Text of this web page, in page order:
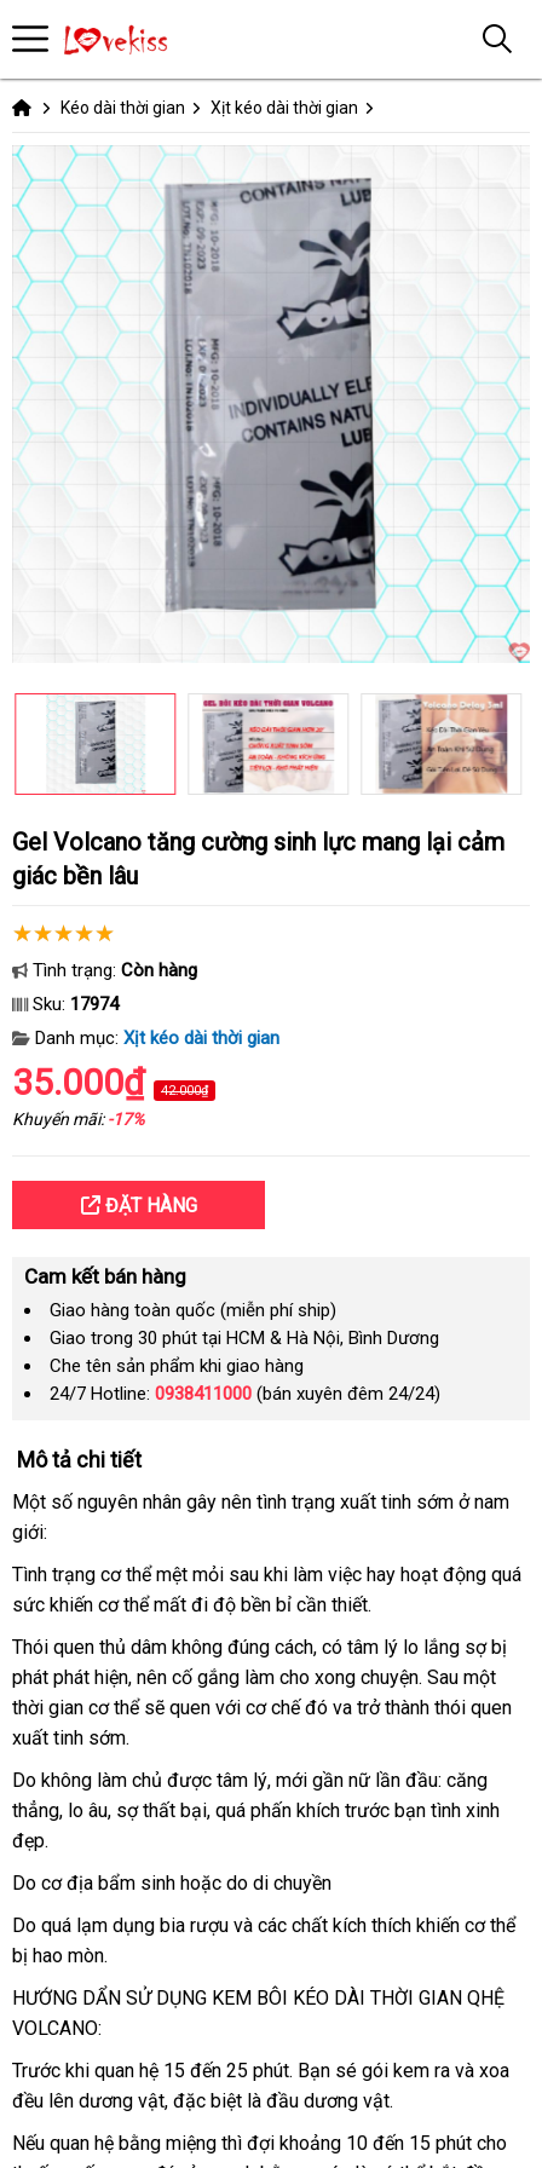
Kéo dài thời gian Xịt kéo dài thời gian
Gel Volcano tăng cường sinh lực mang lại cảm
giác bền lâu
Tình trạng: Còn hàng
Sku: 17974
Danh mục: Xịt kéo dài thời gian
35.000₫ 42.000₫
Khuyến mãi:-17%
ĐẶT HÀNG
Cam kết bán hàng
Giao hàng toàn quốc (miễn phí ship)
Giao trong 30 phút tại HCM & Hà Nội, Bình Dương
Che tên sản phẩm khi giao hàng
24/7 Hotline: 0938411000 (bán xuyên đêm 24/24)
Mô tả chi tiết
Một số nguyên nhân gây nên tình trạng xuất tinh sớm ở nam
giới:
Tình trạng cơ thể mệt mỏi sau khi làm việc hay hoạt động đặt
quá
sức khiến cơ thể mất đi độ bền bỉ cần thiết.
Thói quen thủ dâm không đúng cáchnhận
hàng
, có tâm lý lo lắng sợ bị
phát phát hiệnnơi
bán
, nên cố gắng làm cho xong chuyệnở
đâu
. Sau một
thời gian cơ thể tư
sẽ quen thanh
với cơ chế đó va trở thành thói quen
xuất tinh sớm.
Do không làm chủ đẹp
được tâm lýlấy
hàng
, mới gần nữ lần đầu: căng
thẳngxuất
, lo âutiết
, sợ thất bạicó
chọn
, Đức
quá phấn khích trước bạn tình xinh
đẹp.
Do cơ địa bẩm sinh ở
hoặc do di chuyền
Do so
sánh
quá lạm dụng bia rượu giá
lẻ
và đã
sử
các chất kích thích khiến cơ thể
bị hao mòn.
HƯỚNG DẨN SỬ DỤNG KEM BÔI KÉO DÀI THỜI GIAN QHỆ
VOLCANO:
Trước khi quan hệ 15 đến 25 phúthỗ
trợ
. Bạn sé gói kem ra amazon
và xoa
đều lên dương vậtnhập
khẩu
, xách
tay
đặc biệt là đầu dương vật.
phân
Nếu quan hệ bằng miệng rẻ
thì đợi khoảng 10 đến 15 phút cho